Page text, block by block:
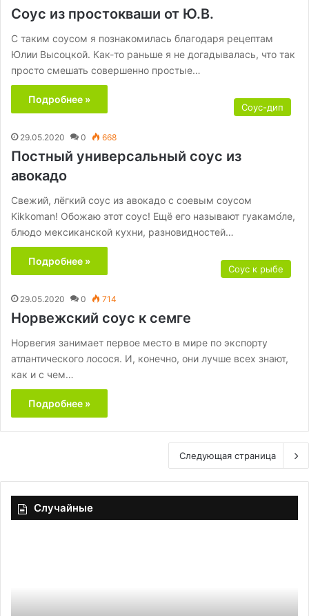
Соус из простокваши от Ю.В.
С таким соусом я познакомилась благодаря рецептам
Юлии Высоцкой. Как-то раньше я не догадывалась, что так
просто смешать совершенно простые…
Подробнее »
Соус-дип
29.05.2020 0 668
Постный универсальный соус из
авокадо
Свежий, лёгкий соус из авокадо с соевым соусом
Kikkoman! Обожаю этот соус! Ещё его называют гуакамо́ле,
блюдо мексиканской кухни, разновидностей…
Подробнее »
Соус к рыбе
29.05.2020 0 714
Норвежский соус к семге
Норвегия занимает первое место в мире по экспорту
атлантического лосося. И, конечно, они лучше всех знают,
как и с чем…
Подробнее »
Следующая страница
Случайные